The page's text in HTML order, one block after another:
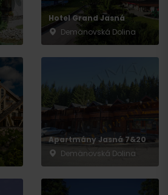
Hotel Grand Jasná
Demänovská Dolina
Apartmány Jasná 7&20
Demänovská Dolina